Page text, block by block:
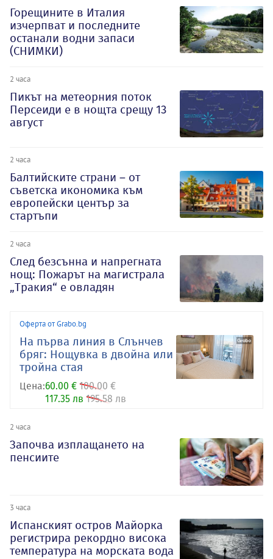
Горещините в Италия
изчерпват и последните
останали водни запаси
(СНИМКИ)
2 часа
Пикът на метеорния поток
Персеиди е в нощта срещу 13
август
2 часа
Балтийските страни – от
съветска икономика към
европейски център за
стартъпи
2 часа
След безсънна и напрегната
нощ: Пожарът на магистрала
„Тракия“ е овладян
Оферта от Grabo.bg
На първа линия в Слънчев
бряг: Нощувка в двойна или
тройна стая
Цена:60.00 € 100.00 €
117.35 лв 195.58 лв
2 часа
Започва изплащането на
пенсиите
3 часа
Испанският остров Майорка
регистрира рекордно висока
температура на морската вода